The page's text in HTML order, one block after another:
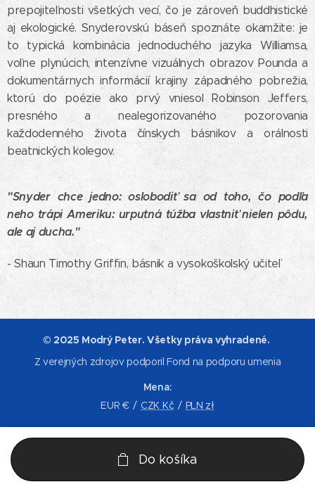
Do košíka
prepojiteľnosti všetkých vecí, čo je zároveň buddhistické
aj ekologické. Snyderovskú báseň spoznáte okamžite: je
to typická kombinácia jednoduchého jazyka Williamsa,
voľne plynúcich, intenzívne vizuálnych obrazov Pounda a
dokumentárnych informácií krajiny západného pobrežia,
ktorú do poézie ako prvý vniesol Robinson Jeffers,
presného a nealegorizovaného pozorovania
každodenného života čínskych básnikov a orálnosti
beatnických kolegov.
"Snyder chce jedno: oslobodiť sa od toho, čo podľa
neho trápi Ameriku: urputná túžba vlastniť nielen pôdu,
ale aj ducha."
- Shaun Timothy Griffin, básnik a vysokoškolský učiteľ
© 2025 Modrý Peter. Všetky práva vyhradené.
Z verejných zdrojov podporil Fond na podporu umenia
Mena
EUR €
CZK Kč PLN zł